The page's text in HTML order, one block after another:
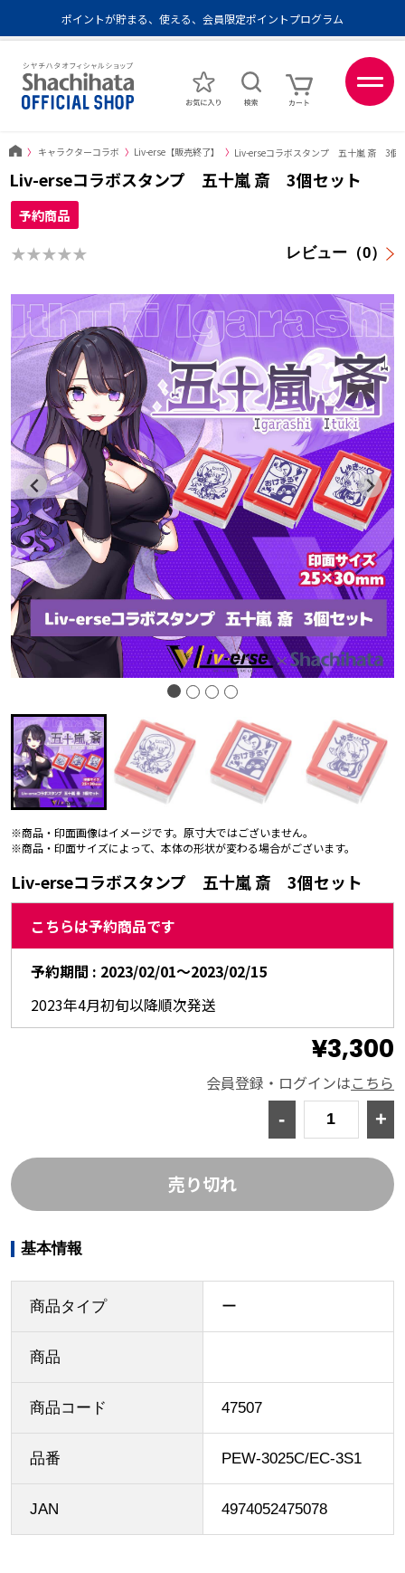
ポイントが貯まる、使える、会員限定ポイントプログラム
メール便1,500円以上 / 宅配便3,500円以上のお買い物で送料無料
あなたに最適なスタンプをシヤチハタがレコメンド
〉 キャラクターコラボ 〉 Liv-erse【販売終了】 〉 Liv-erseコラボスタンプ 五十嵐 斎 3個
Liv-erseコラボスタンプ 五十嵐 斎 3個セット
予約商品
★★★★★ レビュー（0）
※商品・印面画像はイメージです。原寸大ではございません。
※商品・印面サイズによって、本体の形状が変わる場合がございます。
Liv-erseコラボスタンプ 五十嵐 斎 3個セット
こちらは予約商品です
予約期間 : 2023/02/01～2023/02/15
2023年4月初旬以降順次発送
¥3,300
会員登録・ログインはこちら
- +
売り切れ
基本情報
商品タイプ ー
商品
商品コード 47507
品番 PEW-3025C/EC-3S1
JAN 4974052475078